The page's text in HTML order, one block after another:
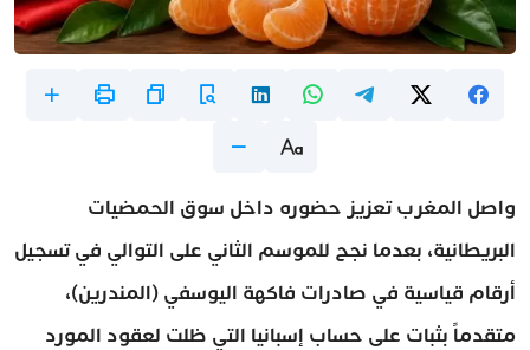
واصل المغرب تعزيز حضوره داخل سوق الحمضيات
البريطانية، بعدما نجح للموسم الثاني على التوالي في تسجيل
أرقام قياسية في صادرات فاكهة اليوسفي (المندرين)،
متقدماً بثبات على حساب إسبانيا التي ظلت لعقود المورد